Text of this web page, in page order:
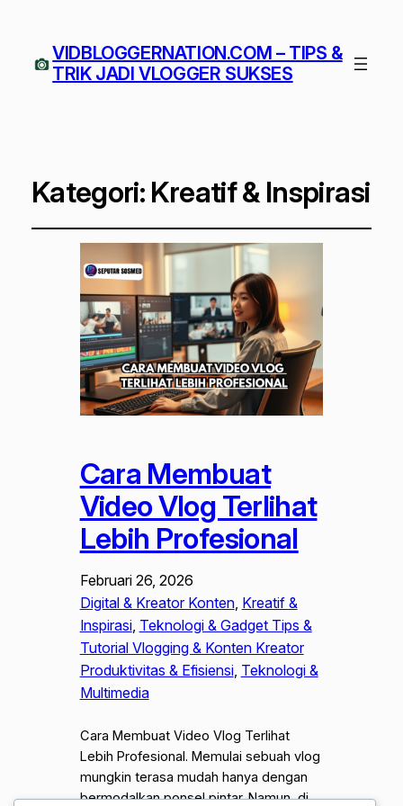
VIDBLOGGERNATION.COM – TIPS &
TRIK JADI VLOGGER SUKSES
Kategori: Kreatif & Inspirasi
Cara Membuat
Video Vlog Terlihat
Lebih Profesional
Februari 26, 2026
Digital & Kreator Konten, Kreatif &
Inspirasi, Teknologi & Gadget Tips &
Tutorial Vlogging & Konten Kreator
Produktivitas & Efisiensi, Teknologi &
Multimedia
Cara Membuat Video Vlog Terlihat
Lebih Profesional. Memulai sebuah vlog
mungkin terasa mudah hanya dengan
bermodalkan ponsel pintar. Namun, di